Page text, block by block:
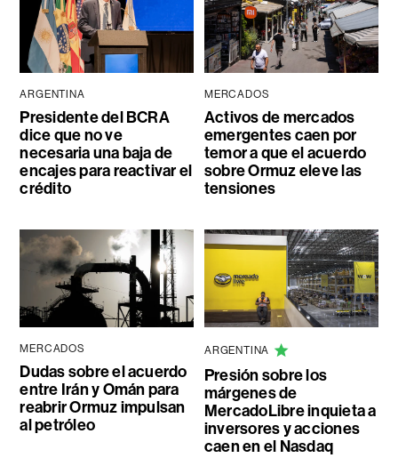
ARGENTINA
Presidente del BCRA
dice que no ve
necesaria una baja de
encajes para reactivar el
crédito
MERCADOS
Activos de mercados
emergentes caen por
temor a que el acuerdo
sobre Ormuz eleve las
tensiones
MERCADOS
Dudas sobre el acuerdo
entre Irán y Omán para
reabrir Ormuz impulsan
al petróleo
ARGENTINA
Presión sobre los
márgenes de
MercadoLibre inquieta a
inversores y acciones
caen en el Nasdaq